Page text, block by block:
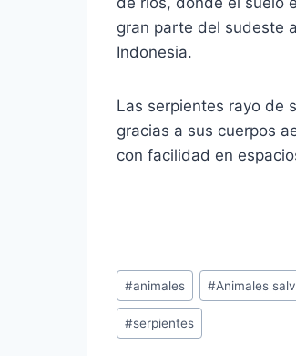
gran parte del sudeste
Indonesia.
Las serpientes rayo de
gracias a sus cuerpos
con facilidad en
#animales #Animales
#serpientes